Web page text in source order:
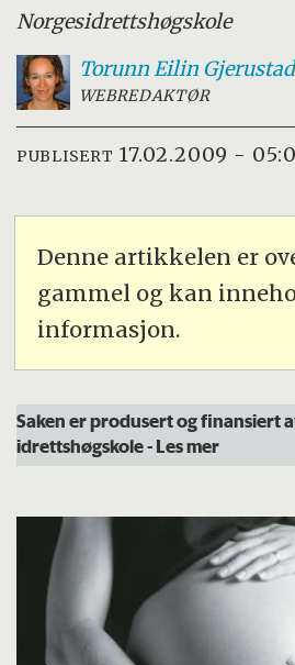
Norgesidrettshøgskole
Torunn Eilin Gjerustad
WEBREDAKTØR
PUBLISERT 17.02.2009 -
Denne artikkelen er
gammel og kan
informasjon.
Saken er produsert og finansiert
idrettshøgskole- Les mer